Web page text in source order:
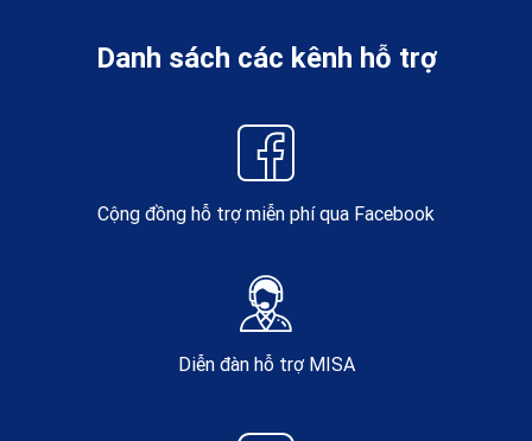
Danh sách các kênh hỗ trợ
Cộng đồng hỗ trợ miễn phí qua Facebook
Diễn đàn hỗ trợ MISA